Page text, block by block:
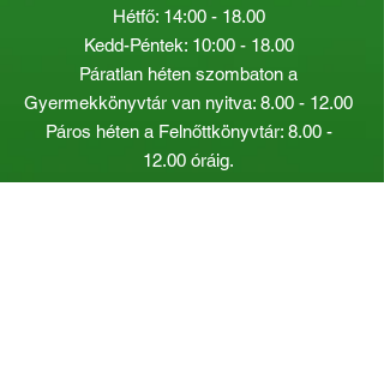
Hétfő: 14:00 - 18.00
Kedd-Péntek: 10:00 - 18.00
Páratlan héten szombaton a
Gyermekkönyvtár van nyitva: 8.00 - 12.00
Páros héten a Felnőttkönyvtár: 8.00 -
12.00 óráig.